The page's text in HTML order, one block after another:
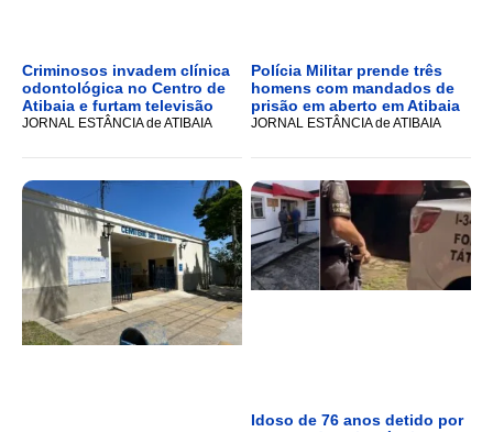
Criminosos invadem clínica
odontológica no Centro de
Atibaia e furtam televisão
JORNAL ESTÂNCIA de ATIBAIA
Polícia Militar prende três
homens com mandados de
prisão em aberto em Atibaia
JORNAL ESTÂNCIA de ATIBAIA
Idoso de 76 anos detido por